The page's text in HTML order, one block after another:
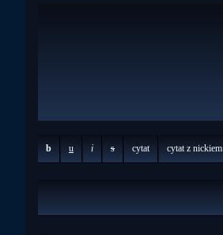
b u i s cytat cytat z nickiem